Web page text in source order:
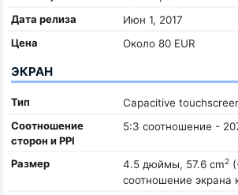
Дата релиза
Июн 1, 2017
Цена
Около 80 EUR
ЭКРАН
Тип
Capacitive
Соотношение
сторон и PPI
5:3 соотношение -
Размер 4.5 дюймы, 57.6 cm2
соотношение экрана